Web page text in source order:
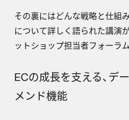
その裏にはどんな戦略と仕組
について詳しく語られた講演
ットショップ担当者フォーラ
ECの成長を支える、デ
メンド機能